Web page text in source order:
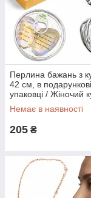
Перлина бажань з
42 см, в
упаковці / Жіночий
перлиною /
Немає в наявності
205 ₴